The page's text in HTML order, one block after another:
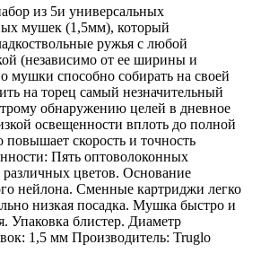
из 5и универсальных
мушек (1,5мм), который
ружья с любой
(независимо от ее ширины и
мушки способно собирать на своей
на торец самый незначительный
обнаружению целей в дневное
освещенности вплоть до полной
повышает скорость и точность
Пять оптоволоконных
различных цветов. Основание
нейлона. Сменные картриджи легко
низкая посадка. Мушка быстро и
Упаковка блистер. Диаметр
1,5 мм Производитель: Truglo